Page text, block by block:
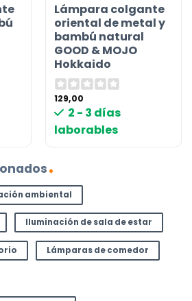
Lámpara colgante
oriental de metal y
bambú natural
GOOD & MOJO
Hokkaido
129,00
2 - 3 días
laborables
ambiental
Iluminación de sala de estar
Lámparas de comedor